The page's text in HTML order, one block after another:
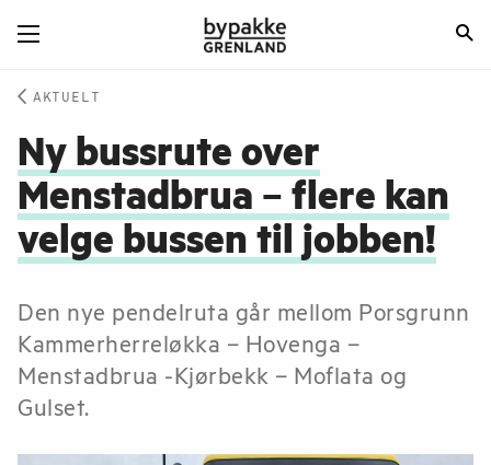
AKTUELT
Ny bussrute over
Menstadbrua – flere kan
velge bussen til jobben!
Den nye pendelruta går mellom Porsgrunn
Kammerherreløkka – Hovenga –
Menstadbrua -Kjørbekk – Moflata og
Gulset.